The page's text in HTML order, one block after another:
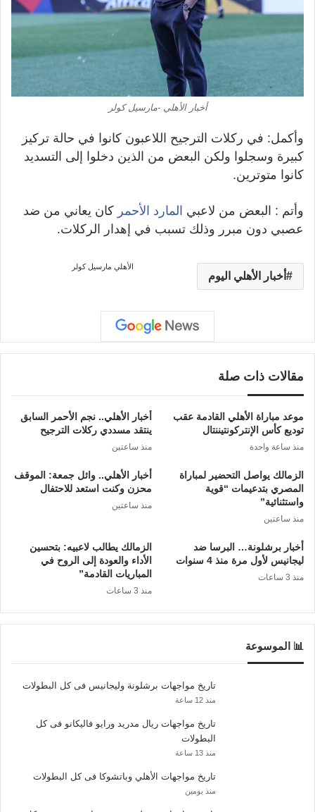
أخبار الأهلي -مارسيل كولر
وأكمل: في ركلات الترجيح اللاعبون كانوا في حالة تركيز
كبيرة وسجلوا ولكن البعض من الذين دخلوا إلى التسديد
كانوا متوترين.
وأتم : البعض من لاعبي المارد الأحمر كان يعاني من ضد
عصبي دون مبرر وذلك تسبب في إهدار الركلات.
أخبار الأهلي اليوم
الأهلي مارسيل كولر
مقالات ذات صلة
موعد مباراة الأهلي القادمة عقب
توديع كأس الإنتركونتيننتال
منذ ساعة واحدة
أخبار الأهلي.. نجم الأحمر السابق
ينتقد مسددي ركلات الترجيح
منذ ساعتين
الزمالك يواصل التحضير لمباراة
المصري بتدعيمات “قوية
واستثنائية”
منذ ساعتين
أخبار الأهلي.. وائل جمعة: الموقف
محزن وكنت استعد للاحتفال
منذ ساعتين
أخبار برشلونة… البرسا ضد
ليجانيس لأول مرة منذ 4 سنوات
منذ 3 ساعات
الزمالك يطالب لاعبيه: بتحسين
الأداء والعودة إلى الروح في
المباريات القادمة”
منذ 3 ساعات
📊 الموسوعة
تاريخ مواجهات برشلونة وليجانيس فى كل البطولات
منذ 12 ساعة
تاريخ مواجهات ريال مدريد ورايو فاليكانو فى كل
البطولات
منذ 13 ساعة
تاريخ مواجهات الأهلي وباتشوكا فى كل البطولات
منذ يومين